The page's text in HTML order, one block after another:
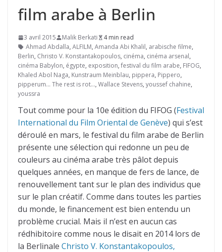
film arabe à Berlin
3 avril 2015 Malik Berkati
4 min read
Ahmad Abdalla, ALFILM, Amanda Abi Khalil, arabische filme,
Berlin, Christo V. Konstantakopoulos, cinéma, cinéma arsenal,
cinéma Babylon, égypte, exposition, festival du film arabe, FIFOG,
Khaled Abol Naga, Kunstraum Meinblau, pippera, Pippero,
pipperum... The rest is rot..., Wallace Stevens, youssef chahine,
youssra
Tout comme pour la 10e édition du FIFOG (Festival
International du Film Oriental de Genève) qui s’est
déroulé en mars, le festival du film arabe de Berlin
présente une sélection qui redonne un peu de
couleurs au cinéma arabe très pâlot depuis
quelques années, en manque de fers de lance, de
renouvellement tant sur le plan des individus que
sur le plan créatif. Comme dans toutes les parties
du monde, le financement est bien entendu un
problème crucial. Mais il n’est en aucun cas
rédhibitoire comme nous le disait en 2014 lors de
la Berlinale Christo V. Konstantakopoulos,